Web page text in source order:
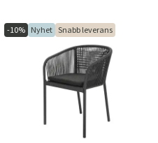
-10% Nyhet Snabb leverans